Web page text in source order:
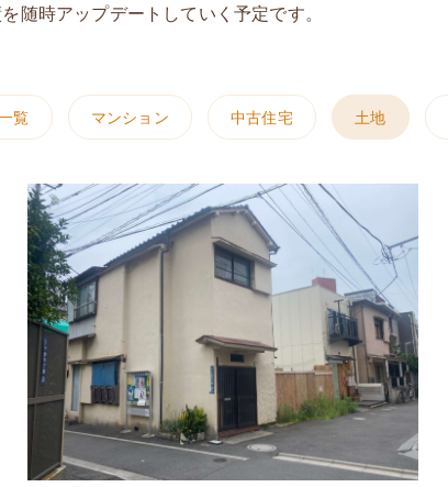
随時アップデートしていく予定です。
覧 マンション 中古住宅 土地